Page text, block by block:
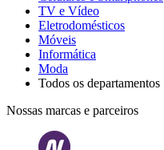
TV e Vídeo
Eletrodomésticos
Móveis
Informática
Moda
Todos os departamentos
Nossas marcas e parceiros